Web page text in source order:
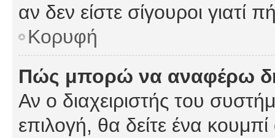
αν δεν είστε σίγουροι γιατί
Κορυφή
Πώς μπορώ να αναφέρω
Αν ο διαχειριστής του
επιλογή, θα δείτε ένα